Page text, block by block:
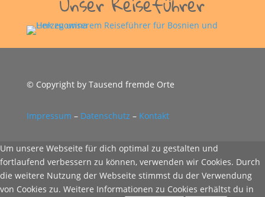
© Copyright by Tausend fremde Orte
Impressum – Datenschutz – Kontakt
Um unsere Webseite für dich optimal zu gestalten und
fortlaufend verbessern zu können, verwenden wir Cookies. Durch
die weitere Nutzung der Webseite stimmst du der Verwendung
von Cookies zu. Weitere Informationen zu Cookies erhältst du in